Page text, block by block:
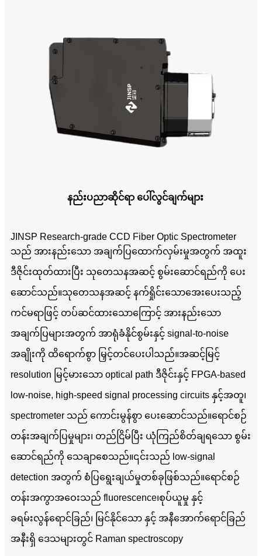
နည်းပညာဆိုင်ရာ ပေါ်လွင်ချက်များ
JINSP Research-grade CCD Fiber Optic Spectrometer
သည် အားနည်းသော အချက်ပြထောက်လှမ်းမှုအတွက် အထူး
ဒီဇိုင်းထုတ်ထားပြီး သုတေသနအဆင့် စွမ်းဆောင်ရည်ကို ပေး
ဆောင်သည်။သုတေသနအဆင့် နက်ရှိုင်းသောအေးပေးသည့်
ကင်မရာဖြင့် တပ်ဆင်ထားသောကြောင့် အားနည်းသော
အချက်ပြများအတွက် အာရုံခံနိုင်စွမ်းနှင့် signal-to-noise
အချိုးကို ထိရောက်စွာ မြှင့်တင်ပေးပါသည်။အဆင့်မြင့်
resolution မြင့်မားသော optical path ဒီဇိုင်းနှင့် FPGA-based
low-noise, high-speed signal processing circuits နှင့်အတူ၊
spectrometer သည် ကောင်းမွန်စွာ ပေးဆောင်သည်။ရောင်စဉ်
တန်းအချက်ပြမှုများ၊ တည်ငြိမ်ပြီး ယုံကြည်စိတ်ချရသော စွမ်း
ဆောင်ရည်ကို သေချာစေသည်။၎င်းသည် low-signal
detection အတွက် စံပြရွေးချယ်မှုတစ်ခုဖြစ်သည်။ရောင်စဉ်
တန်းအကွာအဝေးသည် fluorescence၊စုပ်ယူမှု နှင့်
ခရမ်းလွန်ရောင်ခြည်၊ မြင်နိုင်သော နှင့် အနီအောက်ရောင်ခြည်
အနီးရှိ ဒေသများတွင် Raman spectroscopy